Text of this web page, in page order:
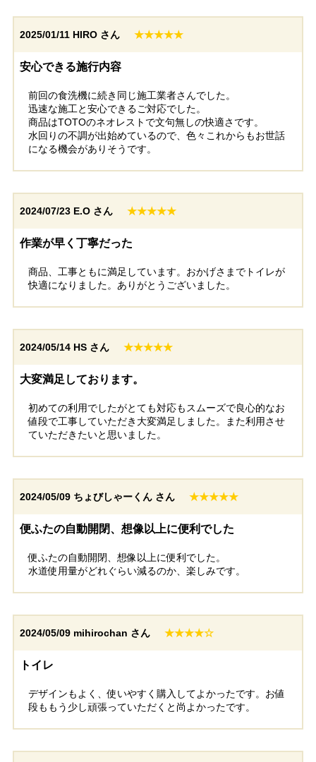
2025/01/11 HIRO さん ★★★★★
安心できる施行内容
前回の食洗機に続き同じ施工業者さんでした。
迅速な施工と安心できるご対応でした。
商品はTOTOのネオレストで文句無しの快適さです。
水回りの不調が出始めているので、色々これからもお世話
になる機会がありそうです。
2024/07/23 E.O さん ★★★★★
作業が早く丁寧だった
商品、工事ともに満足しています。おかげさまでトイレが
快適になりました。ありがとうございました。
2024/05/14 HS さん ★★★★★
大変満足しております。
初めての利用でしたがとても対応もスムーズで良心的なお
値段で工事していただき大変満足しました。また利用させ
ていただきたいと思いました。
2024/05/09 ちょびしゃーくん さん ★★★★★
便ふたの自動開閉、想像以上に便利でした
便ふたの自動開閉、想像以上に便利でした。
水道使用量がどれぐらい減るのか、楽しみです。
2024/05/09 mihirochan さん ★★★★☆
トイレ
デザインもよく、使いやすく購入してよかったです。お値
段ももう少し頑張っていただくと尚よかったです。